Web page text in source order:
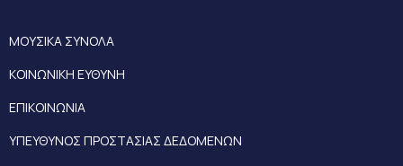
ΜΟΥΣΙΚΑ ΣΥΝΟΛΑ
ΚΟΙΝΩΝΙΚΗ ΕΥΘΥΝΗ
ΕΠΙΚΟΙΝΩΝΙΑ
ΥΠΕΥΘΥΝΟΣ ΠΡΟΣΤΑΣΙΑΣ ΔΕΔΟΜΕΝΩΝ